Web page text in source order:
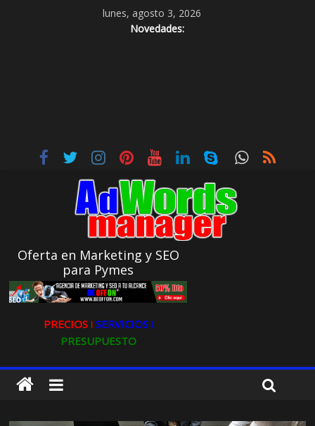
lunes, agosto 3, 2026
Novedades:
Oferta en Marketing y SEO
para Pymes
PRECIOS ǀ SERVICIOS ǀ
PRESUPUESTO